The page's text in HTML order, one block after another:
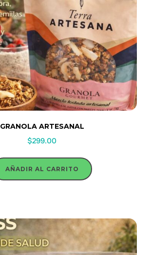
GRANOLA ARTESANAL
$299.00
AÑADIR AL CARRITO